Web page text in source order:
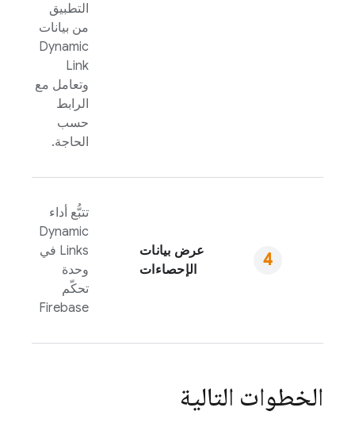
التطبيق
من بيانات
Dynamic
Link
وتعامل مع
الرابط
حسب
الحاجة.
عرض بيانات
الإحصاءات
تتبُّع أداء
Dynamic
Links في
وحدة
تحكّم
Firebase
الخطوات التالية